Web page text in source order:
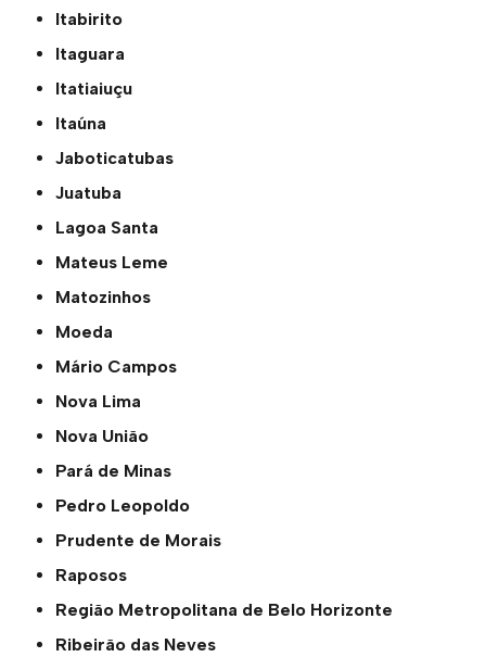
Itabirito
Itaguara
Itatiaiuçu
Itaúna
Jaboticatubas
Juatuba
Lagoa Santa
Mateus Leme
Matozinhos
Moeda
Mário Campos
Nova Lima
Nova União
Pará de Minas
Pedro Leopoldo
Prudente de Morais
Raposos
Região Metropolitana de Belo Horizonte
Ribeirão das Neves